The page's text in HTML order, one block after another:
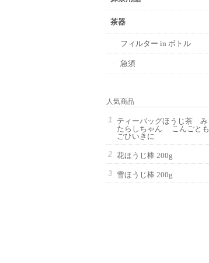
茶器
フィルター in ボトル
急須
人気商品
ティーバッグほうじ茶 み
たらしちゃん こんごとも
ごひいきに
花ほうじ棒 200g
雪ほうじ棒 200g